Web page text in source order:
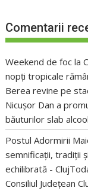
Comentarii
Weekend de foc la
nopți tropicale
Berea revine pe
Nicușor Dan a
băuturilor slab
Postul Adormirii
semnificații, tradiții
echilibrată -
Consiliul Județean